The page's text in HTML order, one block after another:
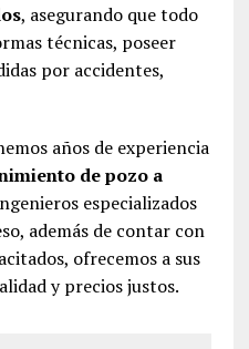
, asegurando que todo
técnicas, poseer
por accidentes,
años de experiencia
de pozo a
especializados
además de contar con
ofrecemos a sus
y precios justos.